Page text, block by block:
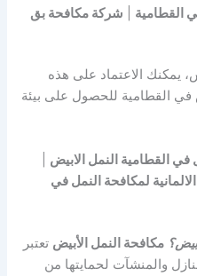
القطامية
شركة مكافحة بق
يمكنك الاعتماد على هذه
في القطامية للحصول على بيئة
في القطامية النمل الابيض
لمكافحة النمل في
مكافحة النمل الأبيض تعتبر
والمنشآت لحمايتها من